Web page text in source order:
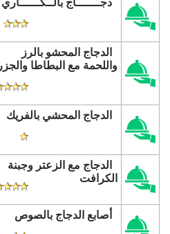
دجـــــــاج بالــكــــــاري
الدجاج المحشو بالرز
واللحمة مع البطاطا والجزر
الدجاج المحشي بالفريك
الدجاج مع الزعتر وجبنة
الكرافت
أصابع الدجاج بالصوص